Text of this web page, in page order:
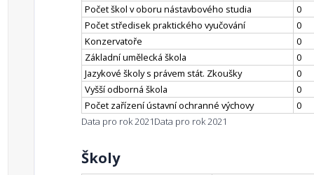
Počet škol v oboru nástavbového studia
0
Počet středisek praktického vyučování
0
Konzervatoře
0
Základní umělecká škola
0
Jazykové školy s právem stát. Zkoušky
0
Vyšší odborná škola
0
Počet zařízení ústavní ochranné výchovy
0
Data pro rok 2021Data pro rok 2021
Školy